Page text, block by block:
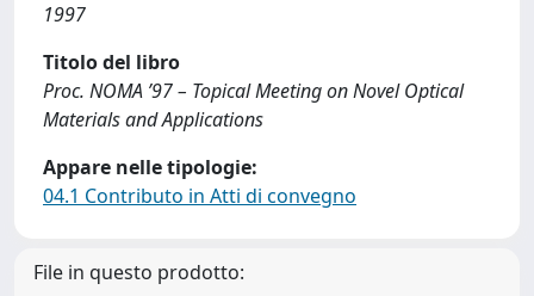
1997
Titolo del libro
Proc. NOMA ’97 – Topical Meeting on Novel Optical
Materials and Applications
Appare nelle tipologie:
04.1 Contributo in Atti di convegno
File in questo prodotto: